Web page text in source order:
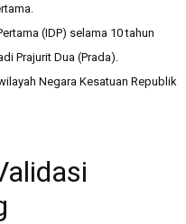
(IDP) selama 10 tahun
Prajurit Dua (Prada).
Negara Kesatuan Republik